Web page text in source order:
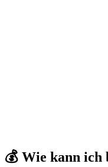
💰 Wie kann ich